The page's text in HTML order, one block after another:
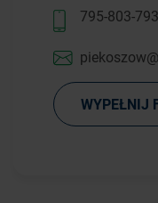
795-803-793
WYPEŁNIJ